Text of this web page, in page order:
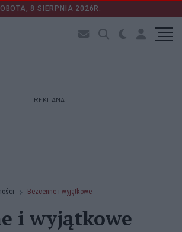
8 SIERPNIA 2026R.
REKLAMA
Bezcenne i wyjątkowe
i wyjątkowe